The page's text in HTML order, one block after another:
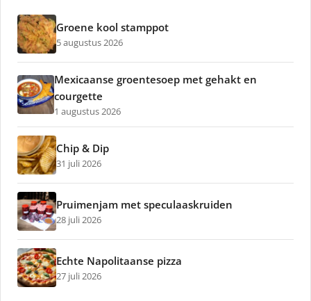
Groene kool stamppot
5 augustus 2026
Mexicaanse groentesoep met gehakt en
courgette
1 augustus 2026
Chip & Dip
31 juli 2026
Pruimenjam met speculaaskruiden
28 juli 2026
Echte Napolitaanse pizza
27 juli 2026